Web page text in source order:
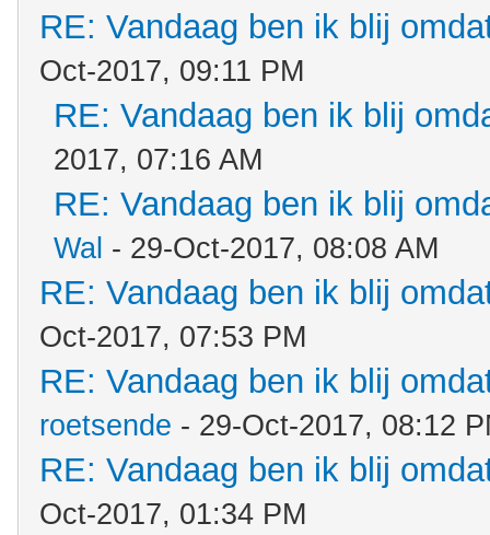
RE: Vandaag ben ik blij
Oct-2017, 09:11 PM
RE: Vandaag ben ik blij
2017, 07:16 AM
RE: Vandaag ben ik blij
Wal - 29-Oct-2017, 08:08 AM
RE: Vandaag ben ik blij
Oct-2017, 07:53 PM
RE: Vandaag ben ik blij
roetsende - 29-Oct-2017, 08:12
RE: Vandaag ben ik blij
Oct-2017, 01:34 PM